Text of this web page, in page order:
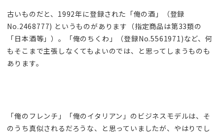
古いものだと、1992年に登録された「俺の酒」（登録
No.2468777) というものがあります（指定商品は第33類の
「日本酒等」）。「俺のちくわ」（登録No.5561971)など、何
もそこまで主張しなくてもよいのでは、と思ってしまうものも
あります。
「俺のフレンチ」「俺のイタリアン」のビジネスモデルは、そ
のうち真似されるだろうな、と思っていましたが、やはりでし